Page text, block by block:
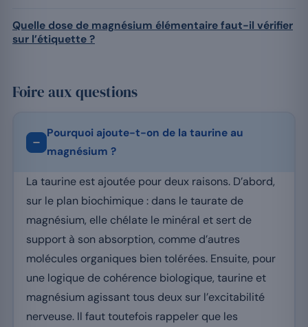
Quelle dose de magnésium élémentaire faut-il vérifier
sur l’étiquette ?
Foire aux questions
Pourquoi ajoute-t-on de la taurine au
magnésium ?
La taurine est ajoutée pour deux raisons. D’abord,
sur le plan biochimique : dans le taurate de
magnésium, elle chélate le minéral et sert de
support à son absorption, comme d’autres
molécules organiques bien tolérées. Ensuite, pour
une logique de cohérence biologique, taurine et
magnésium agissant tous deux sur l’excitabilité
nerveuse. Il faut toutefois rappeler que les